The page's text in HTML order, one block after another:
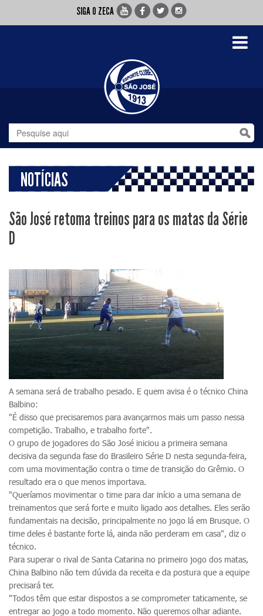
SIGA O ZECA
Toggle
NOTÍCIAS
São José retoma treinos para os matas da Série
D
A semana será de trabalho pesado. E quem avisa é o técnico China
Balbino:
"É disso que precisaremos para avançarmos mais um passo nessa
competição. Trabalho, e trabalho forte".
O grupo de jogadores do São José iniciou a primeira semana
decisiva da segunda fase do Brasileiro Série D nesta segunda-feira,
com uma movimentação contra o time de transição do Grêmio. O
resultado era o que menos importava.
"Queríamos movimentar o time para dar início a uma semana de
treinamentos que será forte e muito ligado aos detalhes. Eles serão
fundamentais na decisão, principalmente no jogo lá em Brusque. O
time deles é bastante forte lá, ainda não perderam em casa", diz o
técnico.
Para superar o rival de Santa Catarina no primeiro jogo dos matas,
China Balbino não tem dúvida da receita e da postura que a equipe
precisará ter.
"Todos têm que estar dispostos a se comprometer taticamente, se
entregar ao jogo a todo momento. Não queremos olhar adiante.